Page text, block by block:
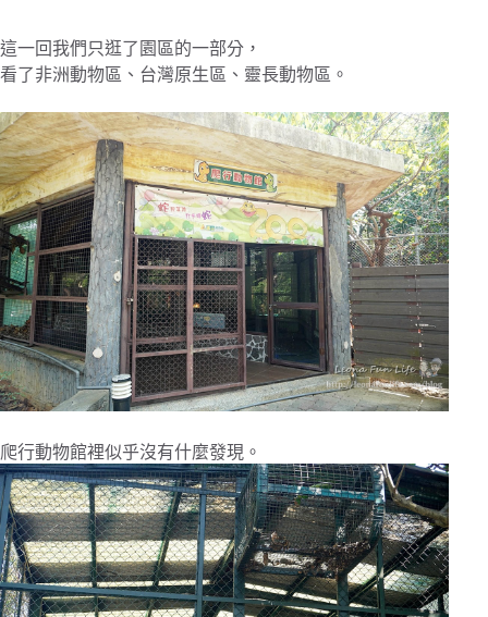
這一回我們只逛了園區的一部分，
看了非洲動物區、台灣原生區、靈長動物區。
爬行動物館裡似乎沒有什麼發現。